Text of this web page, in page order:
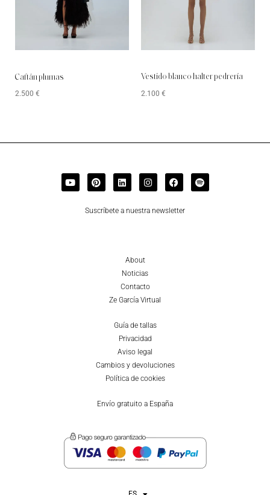
Caftán plumas
2.500 €
Vestido blanco halter pedrería
2.100 €
Suscríbete a nuestra newsletter
About
Noticias
Contacto
Ze García Virtual
Guía de tallas
Privacidad
Aviso legal
Cambios y devoluciones
Política de cookies
Envío gratuito a España